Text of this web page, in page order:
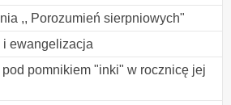
,, Porozumień sierpniowych"
ewangelizacja
pod pomnikiem "inki" w rocznicę jej